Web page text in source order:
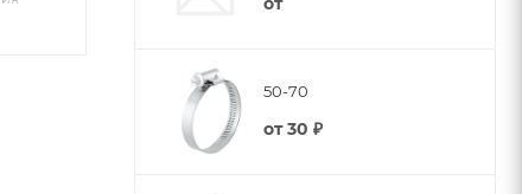
50-70
от30 ₽